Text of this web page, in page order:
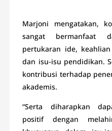
Marjoni mengatakan,
sangat bermanfaat
pertukaran ide,
dan isu-isu pendidikan.
kontribusi terhadap
akademis.
“Serta diharapkan
positif dengan